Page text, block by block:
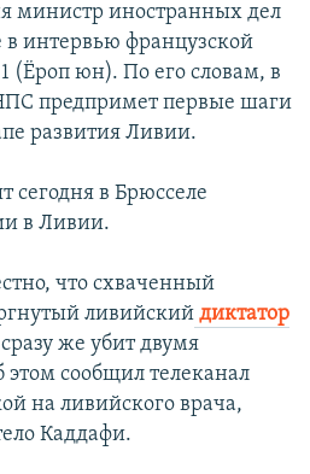
министр иностранных дел
интервью французской
(Ёроп юн). По его словам, в
предпримет первые шаги
развития Ливии.
сегодня в Брюсселе
в Ливии.
что схваченный
ливийский диктатор
же убит двумя
сообщил телеканал
на ливийского врача,
Каддафи.